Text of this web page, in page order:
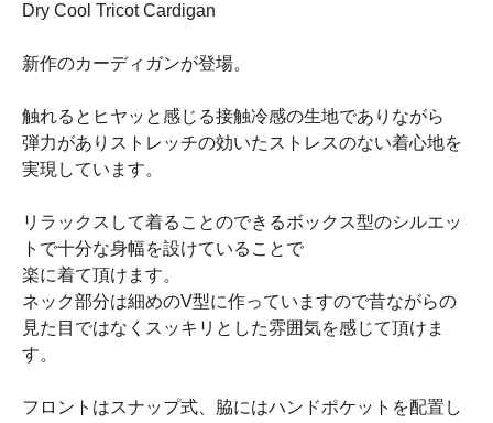
Dry Cool Tricot Cardigan
新作のカーディガンが登場。
触れるとヒヤッと感じる接触冷感の生地でありながら
弾力がありストレッチの効いたストレスのない着心地を
実現しています。
リラックスして着ることのできるボックス型のシルエッ
トで十分な身幅を設けていることで
楽に着て頂けます。
ネック部分は細めのV型に作っていますので昔ながらの
見た目ではなくスッキリとした雰囲気を感じて頂けま
す。
フロントはスナップ式、脇にはハンドポケットを配置し